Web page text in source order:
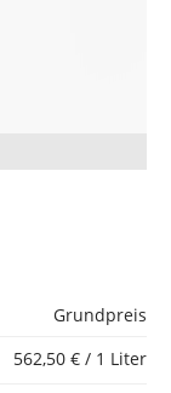
Grundpreis
562,50 € / 1 Liter